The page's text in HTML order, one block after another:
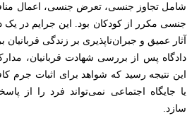
شامل تجاوز جنسی، تعرض جنسی، اعمال
جنسی مکرر از کودکان بود. این جرایم در یک
آثار عمیق و جبران‌ناپذیری بر زندگی
دادگاه پس از بررسی شهادت قربانیان،
این نتیجه رسید که شواهد برای اثبات
یا جایگاه اجتماعی نمی‌تواند فرد را از
سازد.